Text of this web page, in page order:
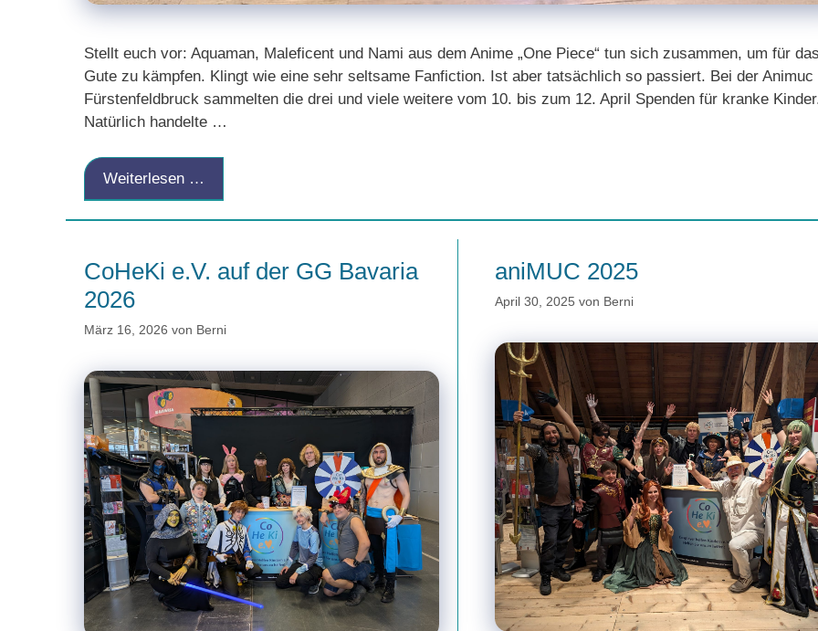
Stellt euch vor: Aquaman, Maleficent und Nami aus dem Anime „One Piece“ tun sich zusammen, um für
Gute zu kämpfen. Klingt wie eine sehr seltsame Fanfiction. Ist aber tatsächlich so passiert. Bei der Animuc
Fürstenfeldbruck sammelten die drei und viele weitere vom 10. bis zum 12. April Spenden für kranke
Natürlich handelte …
Weiterlesen …
CoHeKi e.V. auf der GG Bavaria
2026
März 16, 2026 von Berni
aniMUC 2025
April 30, 2025 von Berni